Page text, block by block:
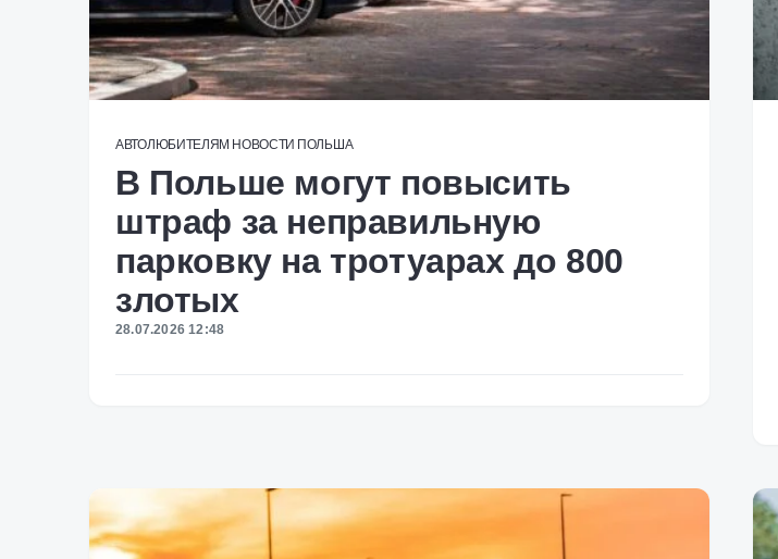
АВТОЛЮБИТЕЛЯМ НОВОСТИ ПОЛЬША
В Польше могут повысить
штраф за неправильную
парковку на тротуарах до 800
злотых
28.07.2026 12:48